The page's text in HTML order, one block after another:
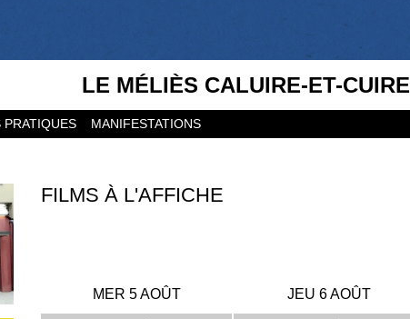
LE MÉLIÈS CALUIRE-ET-CUIRE
PRATIQUES MANIFESTATIONS
FILMS À L'AFFICHE
MER 5 AOÛT JEU 6 AOÛT